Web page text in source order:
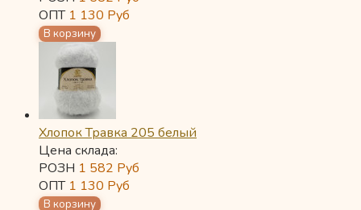
ОПТ 1 130 Руб
Хлопок Травка 205 белый
Цена склада:
РОЗН 1 582 Руб
ОПТ 1 130 Руб